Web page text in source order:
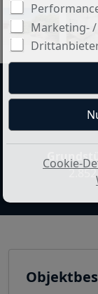
Marketing-
Cookie-